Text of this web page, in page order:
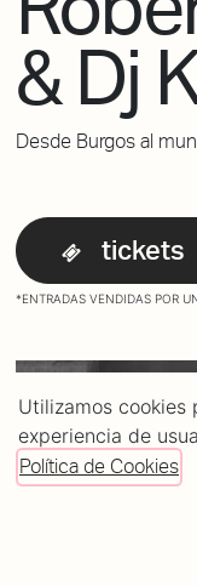
& Dj
Desde Burgos al
tickets
*ENTRADAS VENDIDAS POR
Utilizamos cookies
experiencia de
Política de Cookies